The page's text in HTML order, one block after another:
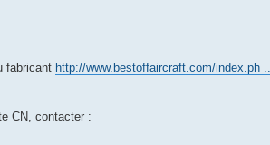
fabricant http://www.bestoffaircraft.com/index.ph
CN, contacter :